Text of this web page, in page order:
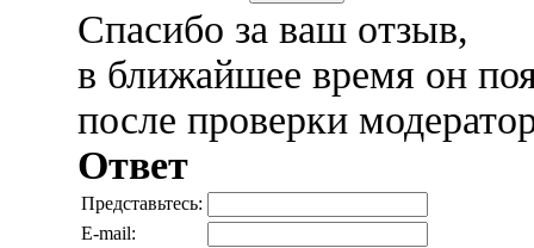
Спасибо за ваш отзыв,
в ближайшее время он
после проверки
Ответ
Представьтесь:
E-mail: